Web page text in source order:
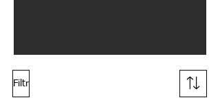
Filtr